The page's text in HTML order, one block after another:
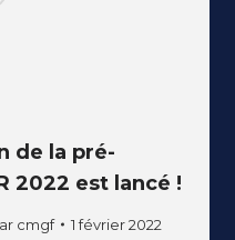
de la pré-
2022 est lancé !
cmgf 1 février 2022